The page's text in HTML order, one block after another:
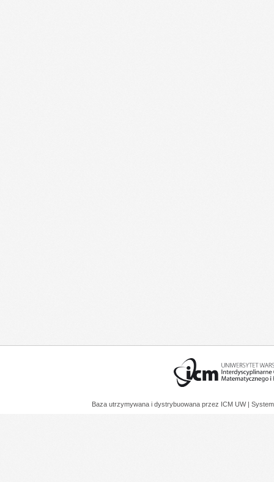
Baza utrzymywana i dystrybuowana przez ICM UW |